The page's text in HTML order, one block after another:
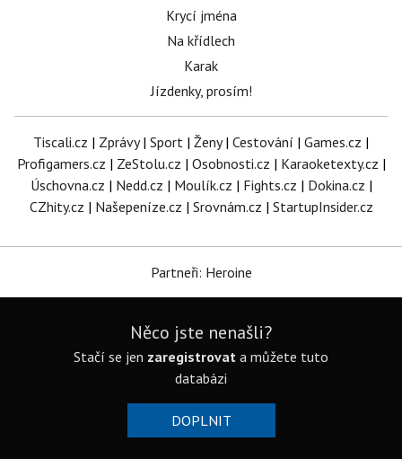
Krycí jména
Na křídlech
Karak
Jízdenky, prosím!
Tiscali.cz | Zprávy| Sport | Ženy| Cestování | Games.cz |
Profigamers.cz | ZeStolu.cz | Osobnosti.cz | Karaoketexty.cz |
Úschovna.cz | Nedd.cz | Moulík.cz | Fights.cz | Dokina.cz |
CZhity.cz | Našepeníze.cz | Srovnám.cz | StartupInsider.cz
Partneři: Heroine
Něco jste nenašli?
Stačí se jen zaregistrovat a můžete tuto
databázi
DOPLNIT